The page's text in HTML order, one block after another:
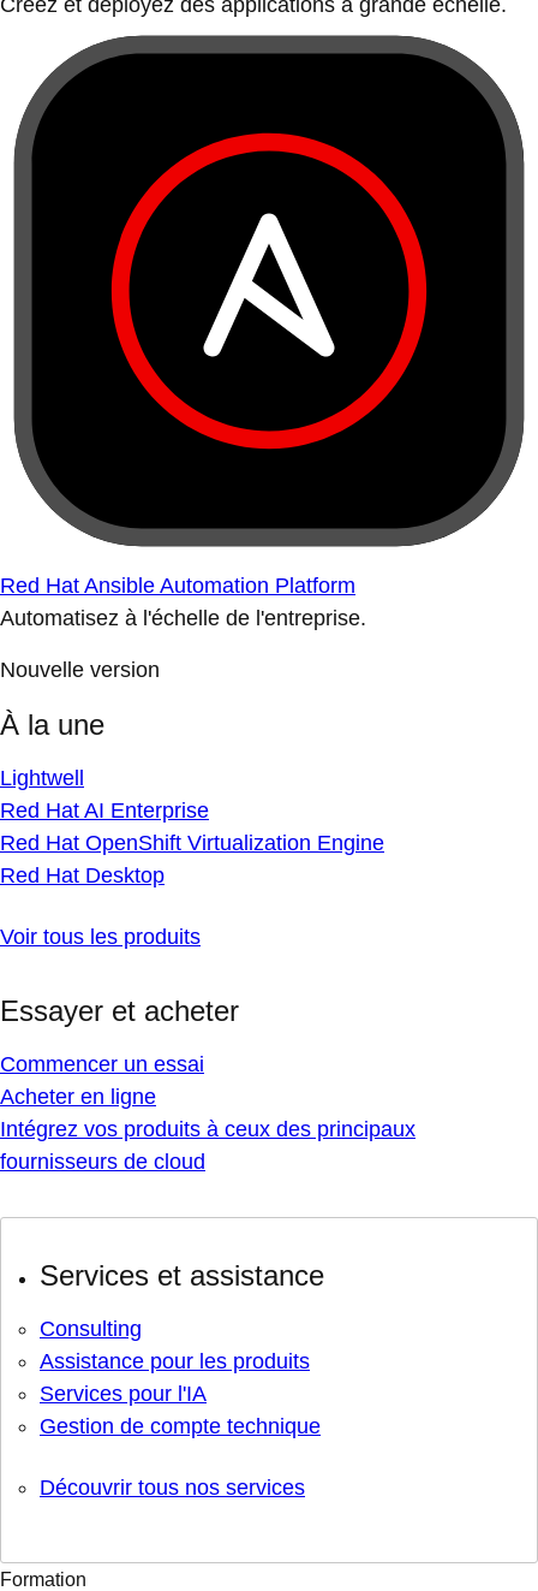
Créez et déployez des applications à grande échelle.
Red Hat Ansible Automation Platform
Automatisez à l'échelle de l'entreprise.
Nouvelle version
À la une
Lightwell
Red Hat AI Enterprise
Red Hat OpenShift Virtualization Engine
Red Hat Desktop
Voir tous les produits
Essayer et acheter
Commencer un essai
Acheter en ligne
Intégrez vos produits à ceux des principaux
fournisseurs de cloud
Services et assistance
Consulting
Assistance pour les produits
Services pour l'IA
Gestion de compte technique
Découvrir tous nos services
Formation